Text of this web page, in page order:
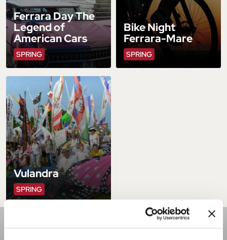
SPRING
Ferrara Day The
Legend of
American Cars
SPRING
Bike Night
Ferrara-Mare
SPRING
Vulandra